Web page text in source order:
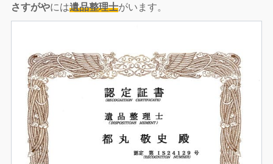
さすがやには遺品整理士がいます。